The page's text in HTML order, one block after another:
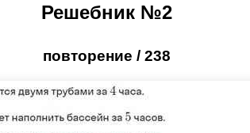
Решебник №2
повторение / 238